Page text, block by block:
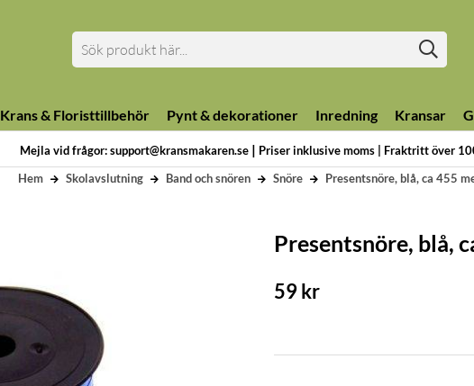
Mejla vid frågor: support@kransmakaren.se| Priser inklusive moms | Fraktritt över
Krans & Floristtillbehör Pynt & dekorationer Inredning Kransar
Hem Skolavslutning Band och snören Snöre Presentsnöre, blå, ca 455
Presentsnöre, blå,
59kr